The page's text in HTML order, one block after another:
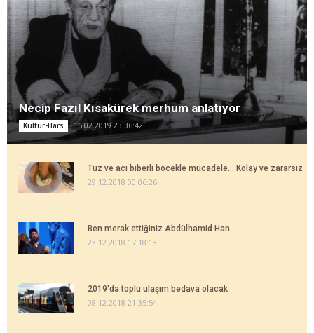
Necip Fazıl Kısakürek merhum anlatıyor
Kültür-Hars 15.02.2019 23:36:42
Tuz ve acı biberli böcekle mücadele... Kolay ve zararsız
29.12.2018 00:06:26
Ben merak ettiğiniz Abdülhamid Han...
23.12.2018 17:18:13
2019'da toplu ulaşım bedava olacak
08.12.2018 21:35:54